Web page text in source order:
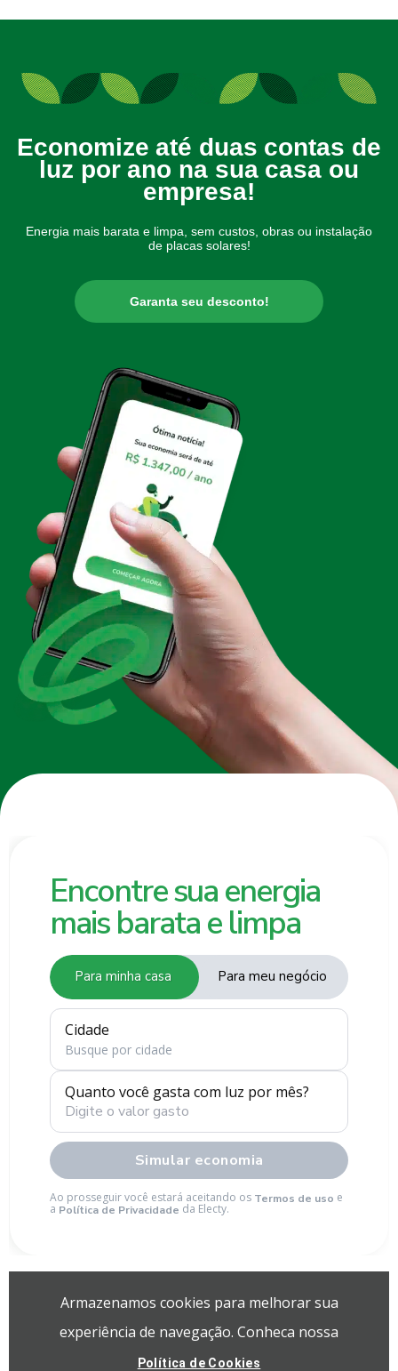
Economize até duas contas de
luz por ano na sua casa ou
empresa!
Energia mais barata e limpa, sem custos, obras ou instalação
de placas solares!
Garanta seu desconto!